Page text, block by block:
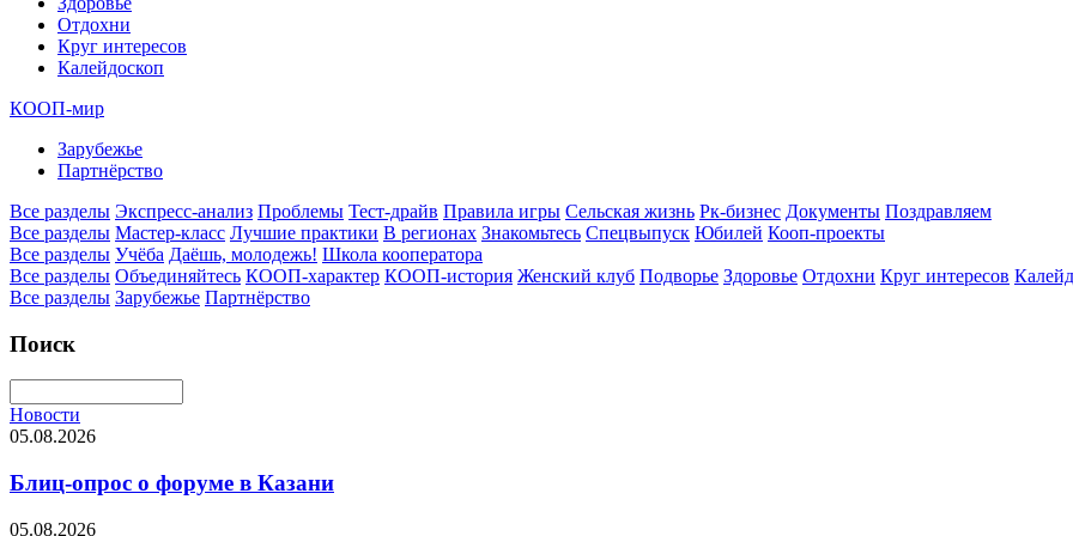
Отдохни
Круг интересов
Калейдоскоп
КООП-мир
Зарубежье
Партнёрство
Все разделы Экспресс-анализ Проблемы Тест-драйв Правила игры Сельская жизнь Рк-бизнес Документы Поздравляем
Все разделы Мастер-класс Лучшие практики В регионах Знакомьтесь Спецвыпуск Юбилей Кооп-проекты
Все разделы Учёба Даёшь, молодежь! Школа кооператора
Все разделы Объединяйтесь КООП-характер КООП-история Женский клуб Подворье Здоровье Отдохни Круг интересов
Все разделы Зарубежье Партнёрство
Поиск
Новости
05.08.2026
Блиц-опрос о форуме в Казани
05.08.2026